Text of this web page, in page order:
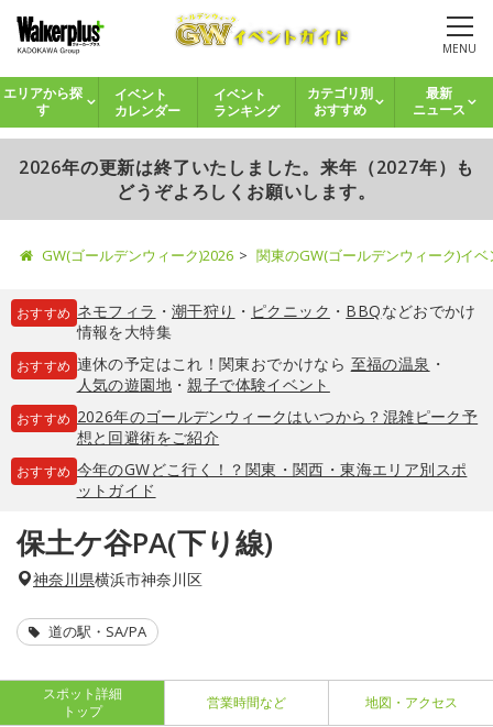
MENU
エリアから探
す
イベント
カレンダー
イベント
ランキング
カテゴリ別
おすすめ
最新
ニュース
2026年の更新は終了いたしました。来年（2027年）も
どうぞよろしくお願いします。
GW(ゴールデンウィーク)2026 関東のGW(ゴールデンウィーク)イ
おすすめ ネモフィラ ・ 潮干狩り ・ ピクニック ・ BBQなどおでかけ
情報を大特集
おすすめ 連休の予定はこれ！関東おでかけなら 至福の温泉 ・
人気の遊園地・親子で体験イベント
おすすめ 2026年のゴールデンウィークはいつから？混雑ピーク予
想と回避術をご紹介
おすすめ 今年のGWどこ行く！？関東・関西・東海エリア別スポ
ットガイド
保土ケ谷PA(下り線)
神奈川県横浜市神奈川区
道の駅・SA/PA
スポット詳細
トップ
営業時間など 地図・アクセス